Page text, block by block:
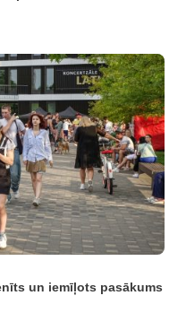
un iemīļots pasākums